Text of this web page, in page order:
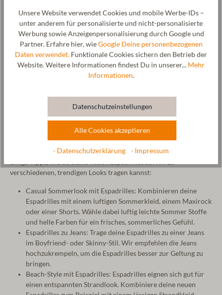
Sommerschuhen für Damen minimierst du den negativen Einfluss
auf die Umwelt.
Welche Damen Sommerschuhe sind dieses Jahr im
Trend?
Dieses Jahr sind Espadrilles und Segelschuhe besonders für
Wie kombiniere ich Espadrilles zu verschiedenen
Espadrilles sind vielseitige Sommer Schuhe für Damen, die sich
perfekt mit verschiedensten Outfits kombinieren lassen. Hier sind
einige Tipps, wie du deine neuen Espadrilles stilvoll zu
verschiedenen, trendigen Looks tragen kannst:
Casual Sommerlook mit Espadrilles: Kombinieren deine
Espadrilles mit einem luftigen Sommerkleid, einem Maxirock
oder einer Shorts. Wähle dabei luftig leichte Sommer Stoffe
und helle Farben für ein frisches, sommerliches Gefühl.
Espadrilles zu Jeans: Trage deine Espadrilles zu einer Jeans
im Boyfriend- oder Skinny-Stil. Wir empfehlen die Jeans
hochzukrempeln, um die Espadrilles besser zur Geltung zu
bringen.
Beach-Style mit Espadrilles: Espadrilles eignen sich gut für
einen entspannten Strandlook. Kombiniere deine neuen
Unsere Website verwendet Cookies und mobile Werbe-IDs –
unter anderem für personalisierte und nicht-personalisierte
Werbung sowie Anzeigenpersonalisierung durch Google und
Partner. Erfahre hier, wieGoogle Deine personenbezogenen
Daten verwendet. Funktionale Cookies sichern den Betrieb der
Website. Weitere Informationen findest Du in unserer... Mehr
Informationen.
Datenschutzeinstellungen
Alle Cookies akzeptieren
- Datenschutzerklärung - Impressum